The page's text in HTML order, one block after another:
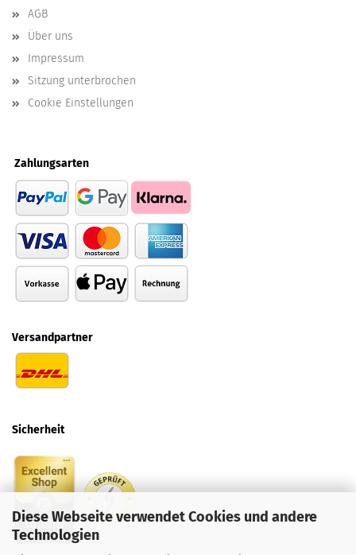
Diese Webseite verwendet Cookies und andere
Technologien
AGB
Über uns
Impressum
Sitzung unterbrochen
Cookie Einstellungen
Zahlungsarten
Versandpartner
Sicherheit